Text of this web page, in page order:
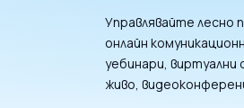
Управлявайте лесно
онлайн
уебинари,
живо,